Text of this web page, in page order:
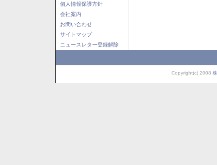
個人情報保護方針
会社案内
お問い合わせ
サイトマップ
ニュースレター登録解除
Copyright(c) 2008